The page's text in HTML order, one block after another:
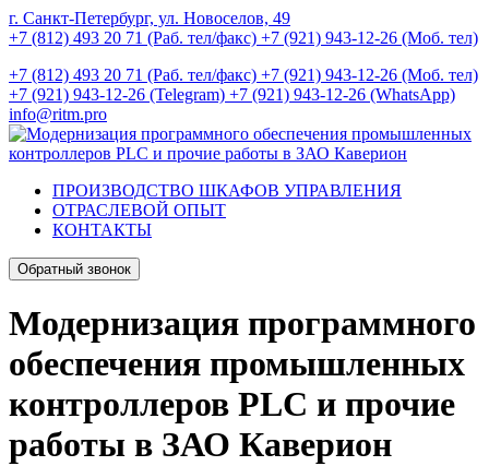
г. Санкт-Петербург, ул. Новоселов, 49
+7 (812) 493 20 71 (Раб. тел/факс) +7 (921) 943-12-26 (Моб. тел)
+7 (812) 493 20 71 (Раб. тел/факс) +7 (921) 943-12-26 (Моб. тел)
+7 (921) 943-12-26 (Telegram) +7 (921) 943-12-26 (WhatsApp)
info@ritm.pro
ПРОИЗВОДСТВО ШКАФОВ УПРАВЛЕНИЯ
ОТРАСЛЕВОЙ ОПЫТ
КОНТАКТЫ
Обратный звонок
Модернизация программного
обеспечения промышленных
контроллеров PLC и прочие
работы в ЗАО Каверион